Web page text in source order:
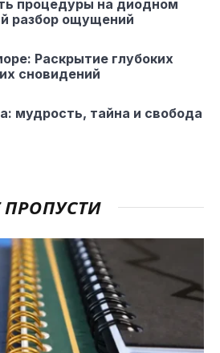
процедуры на диодном
разбор ощущений
Раскрытие глубоких
сновидений
мудрость, тайна и свобода
ПРОПУСТИ